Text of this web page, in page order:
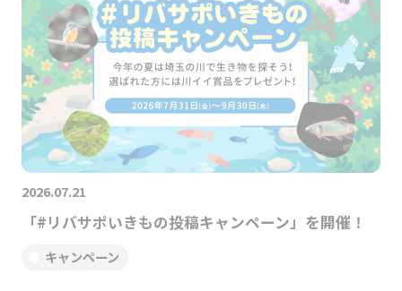
2026.07.21
「#リバサポいきもの投稿キャンペーン」を開催！
キャンペーン